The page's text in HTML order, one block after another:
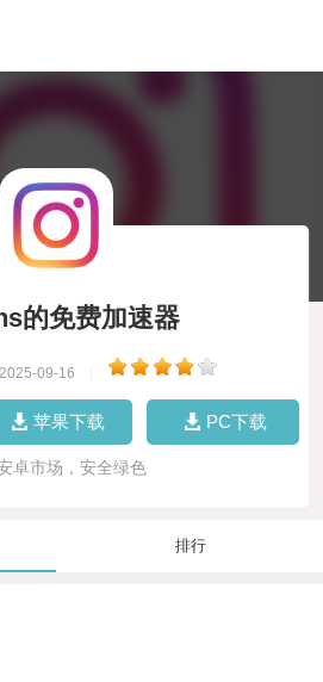
的免费加速器
09-16
苹果下载 PC下载
卓市场，安全绿色
排行